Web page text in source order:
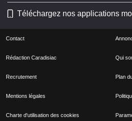
Téléchargez nos applications
Contact
Rédaction Caradisiac Qui
Recrutement Plan
Mentions légales
Charte d'utilisation des cookies